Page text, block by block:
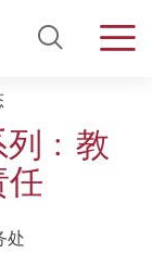
Open
﹕教
处